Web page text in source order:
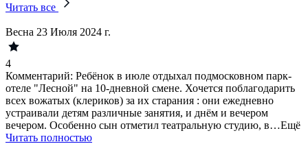
Читать все
Весна 23 Июля 2024 г.
4
Комментарий: Ребёнок в июле отдыхал подмосковном парк-
отеле "Лесной" на 10-дневной смене. Хочется поблагодарить
всех вожатых (клериков) за их старания : они ежедневно
устраивали детям различные занятия, и днём и вечером
вечером. Особенно сын отметил театральную студию, в…Ещё
Читать полностью